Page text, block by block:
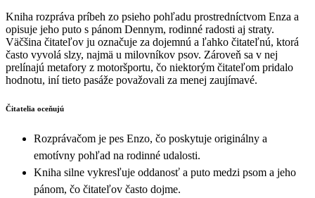
Kniha rozpráva príbeh zo psieho pohľadu prostredníctvom Enza a
opisuje jeho puto s pánom Dennym, rodinné radosti aj straty.
Väčšina čitateľov ju označuje za dojemnú a ľahko čitateľnú, ktorá
často vyvolá slzy, najmä u milovníkov psov. Zároveň sa v nej
prelínajú metafory z motoršportu, čo niektorým čitateľom pridalo
hodnotu, iní tieto pasáže považovali za menej zaujímavé.
Čitatelia oceňujú
Rozprávačom je pes Enzo, čo poskytuje originálny a
emotívny pohľad na rodinné udalosti.
Kniha silne vykresľuje oddanosť a puto medzi psom a jeho
pánom, čo čitateľov často dojme.